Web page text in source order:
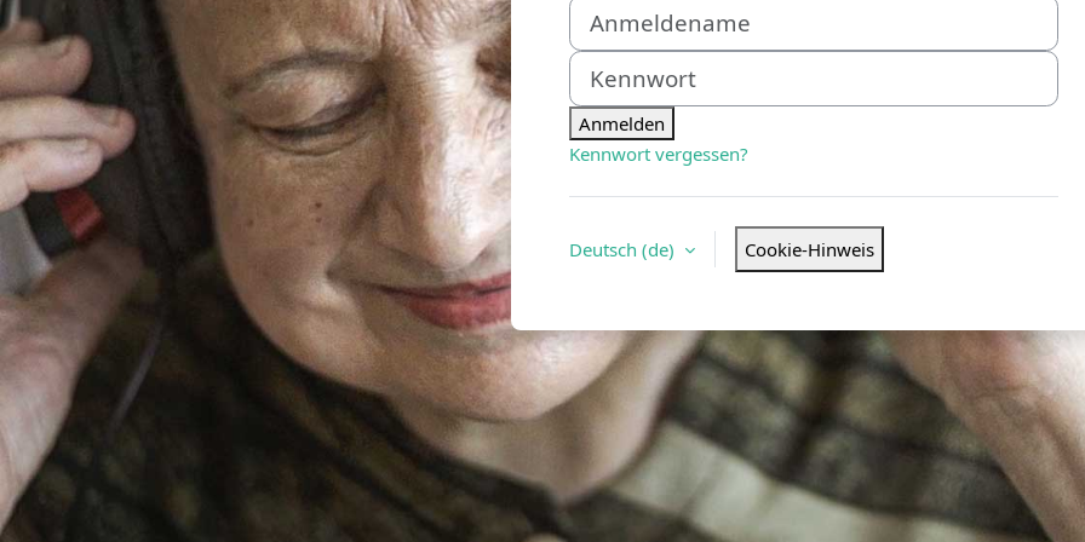
Anmelden bei 'DigitalCampus
Anmeldename
Kennwort
Anmelden
Kennwort vergessen?
Deutsch ‎(de)‎ Cookie-Hinweis